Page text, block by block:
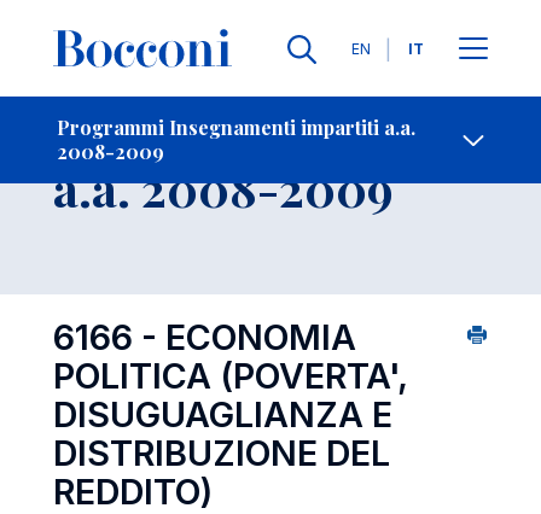
Lingue
EN IT
Programmi Insegnamenti impartiti a.a.
2008-2009
-
Insegnamento
a.a. 2008-2009
6166 - ECONOMIA
POLITICA (POVERTA',
DISUGUAGLIANZA E
DISTRIBUZIONE DEL
REDDITO)